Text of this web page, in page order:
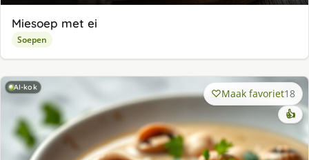
Miesoep met ei
Soepen
AI-kok Maak favoriet18
👍